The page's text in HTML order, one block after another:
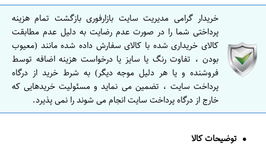
خریدار گرامی مدیریت سایت بازارفوری بازگشت تمام هزینه
پرداختی شما را در صورت عدم رضایت به دلیل عدم مطابقت
کالای خریداری شده با کالای سفارش داده شده مانند (معیوب
بودن ، تفاوت رنگ یا سایز یا درخواست هزینه اضافه توسط
فروشنده و یا هر دلیل موجه دیگر) به شرط خرید از درگاه
پرداخت سایت ، تضمین می نماید و مسئولیت خریدهایی که
خارج از درگاه پرداخت سایت انجام می شوند را نمی پذیرد.
توضیحات کالا